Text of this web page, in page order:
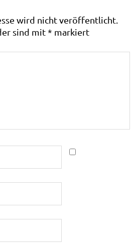
wird nicht veröffentlicht.
sind mit* markiert